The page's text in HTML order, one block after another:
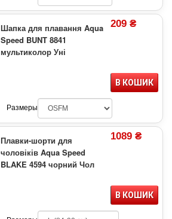
Шапка для плавання Aqua
Speed BUNT 8841
мультиколор Уні
209 ₴
В КОШИК
Размеры
Плавки-шорти для
чоловіків Aqua Speed
BLAKE 4594 чорний Чол
1089 ₴
В КОШИК